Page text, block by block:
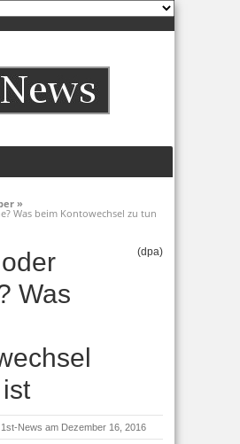
»
Was beim Kontowechsel zu tun
Was
(dpa)
1st-News am Dezember 16, 2016